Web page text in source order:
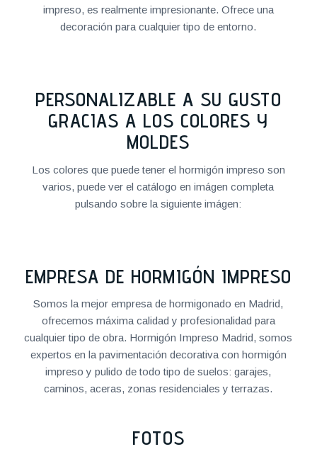
impreso, es realmente impresionante. Ofrece una
decoración para cualquier tipo de entorno.
PERSONALIZABLE A SU GUSTO
GRACIAS A LOS COLORES Y
MOLDES
Los colores que puede tener el hormigón impreso son
varios, puede ver el catálogo en imágen completa
pulsando sobre la siguiente imágen:
EMPRESA DE HORMIGÓN IMPRESO
Somos la mejor empresa de hormigonado en Madrid,
ofrecemos máxima calidad y profesionalidad para
cualquier tipo de obra. Hormigón Impreso Madrid, somos
expertos en la pavimentación decorativa con hormigón
impreso y pulido de todo tipo de suelos: garajes,
caminos, aceras, zonas residenciales y terrazas.
FOTOS